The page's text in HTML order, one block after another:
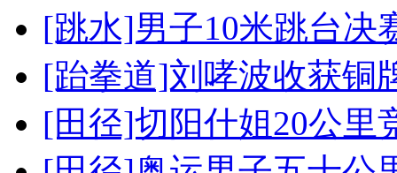
[跳水]男子10米跳台决
[跆拳道]刘哮波收获铜
[田径]切阳什姐20公里